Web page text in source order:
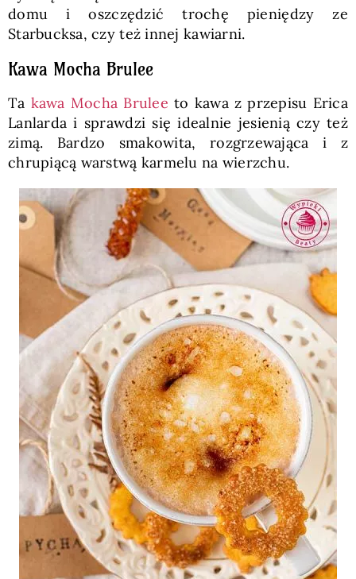
domu i oszczędzić trochę pieniędzy ze
Starbucksa, czy też innej kawiarni.
Kawa Mocha Brulee
Ta kawa Mocha Bruleeto kawa z przepisu Erica
Lanlarda i sprawdzi się idealnie jesienią czy też
zimą. Bardzo smakowita, rozgrzewająca i z
chrupiącą warstwą karmelu na wierzchu.